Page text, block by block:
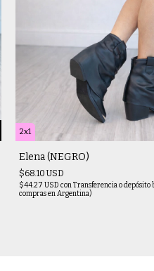
2x1
Elena (NEGRO)
$68.10 USD
$44.27 USD conTransferencia o depósito
compras en Argentina)